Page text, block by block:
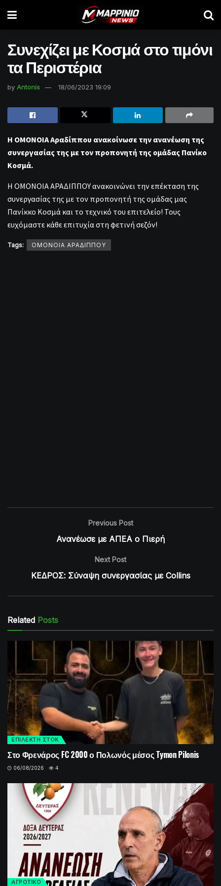
Συνεχίζει με Κοσμά στο τιμόνι
τα Περιστέρια
by Antonis 18/06/2023 19:09
Η ΟΜΟΝΟΙΑ Αραδίππου ανακοίνωσε την ανανέωση της
συνεργασίας της με τον προπονητή της ομάδας Πανίκο
Κοσμά.
Η ΟΜΟΝΟΙΑ ΑΡΑΔΙΠΠΟΥ ανακοινώνει την επέκταση της
συνεργασίας της με τον προπονητή της ομάδας μας
Πανίκκο Κοσμά και το τεχνικό του επιτελείο! Τους
ευχόμαστε κάθε επιτυχία στη φετινή σεζόν!
Tags: ΟΜΟΝΟΙΑ ΑΡΑΔΙΠΠΟΥ
Previous Post
Ανανέωσε με ΑΠΕΑ ο Πιερή
Next Post
ΚΕΔΡΟΣ: Σύναψη συνεργασίας με Collins
Related Posts
ΕΠΙΛΕΚΤΗ ΣΤΟΚ
Στο Φρενάρος FC 2000 ο Πολωνός μέσος Tymon Pilonis
06/08/2026 4
ΑΓΡΟΤΙΚΟ